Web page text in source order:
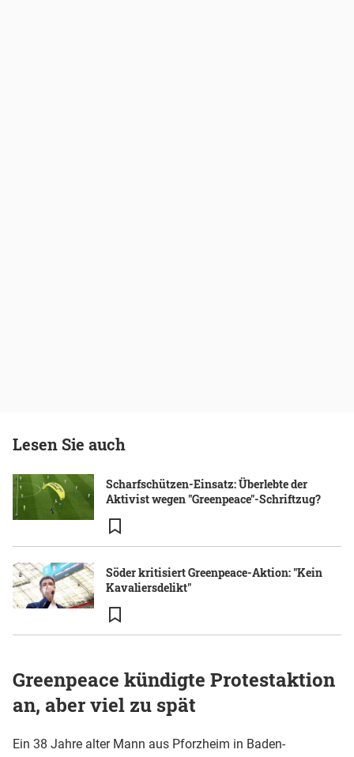
Lesen Sie auch
Scharfschützen-Einsatz: Überlebte der
Aktivist wegen "Greenpeace"-Schriftzug?
Söder kritisiert Greenpeace-Aktion: "Kein
Kavaliersdelikt"
Greenpeace kündigte Protestaktion
an, aber viel zu spät
Ein 38 Jahre alter Mann aus Pforzheim in Baden-